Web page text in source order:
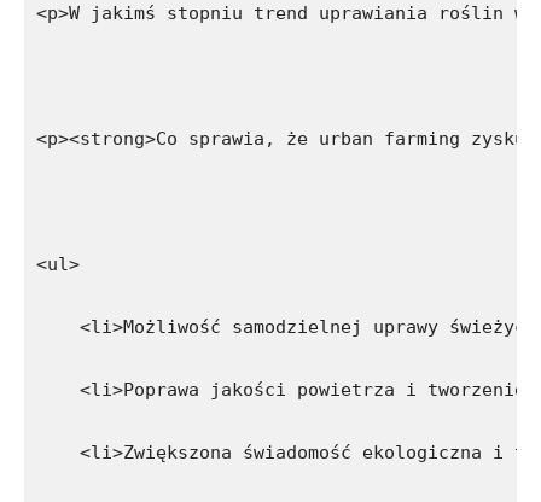
<p>W jakimś stopniu trend uprawiania roślin
<p><strong>Co sprawia, że urban farming
<ul>
<li>Możliwość samodzielnej uprawy
<li>Poprawa jakości powietrza i tworzenie
<li>Zwiększona świadomość ekologiczna i